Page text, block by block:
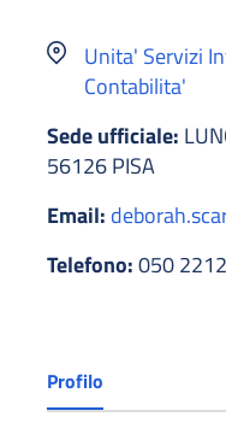
Unita' Servizi
Contabilita'
Sede ufficiale:
56126 PISA
Email:
Telefono:050
Profilo